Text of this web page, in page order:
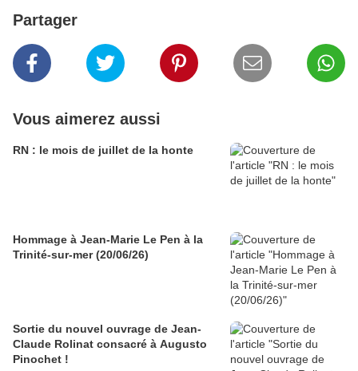
Partager
Vous aimerez aussi
RN : le mois de juillet de la honte
Hommage à Jean-Marie Le Pen à la
Trinité-sur-mer (20/06/26)
Sortie du nouvel ouvrage de Jean-
Claude Rolinat consacré à Augusto
Pinochet !